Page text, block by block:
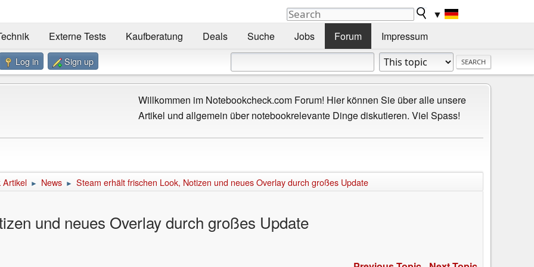
▼
Externe Tests Kaufberatung Deals Suche Jobs Forum Impressum
Log in Sign up
Willkommen im Notebookcheck.com Forum! Hier können Sie über alle unsere
Artikel und allgemein über notebookrelevante Dinge diskutieren. Viel Spass!
Artikel ► News ► Steam erhält frischen Look, Notizen und neues Overlay durch großes Update
und neues Overlay durch großes Update